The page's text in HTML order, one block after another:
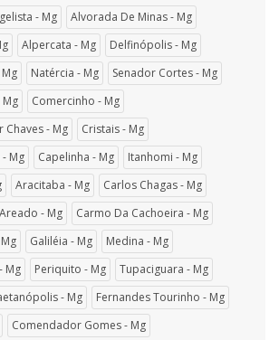
- Mg
Alvorada De Minas - Mg
Alpercata - Mg
Delfinópolis - Mg
Natércia - Mg
Senador Cortes - Mg
Comercinho - Mg
Chaves - Mg
Cristais - Mg
Mg
Capelinha - Mg
Itanhomi - Mg
Aracitaba - Mg
Carlos Chagas - Mg
Areado - Mg
Carmo Da Cachoeira - Mg
Galiléia - Mg
Medina - Mg
Mg
Periquito - Mg
Tupaciguara - Mg
- Mg
Fernandes Tourinho - Mg
Comendador Gomes - Mg